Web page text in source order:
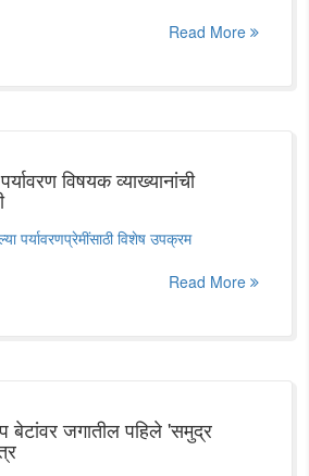
Read More
विषयक व्याख्यानांची
पर्यावरणप्रेमींसाठी विशेष उपक्रम
Read More
बेटांवर जगातील पहिले 'समुद्र